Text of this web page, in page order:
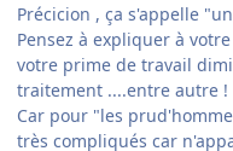
Précicion , ça s'appelle
Pensez à expliquer à
votre prime de travail
traitement ....entre autre !
Car pour "les
très compliqués car